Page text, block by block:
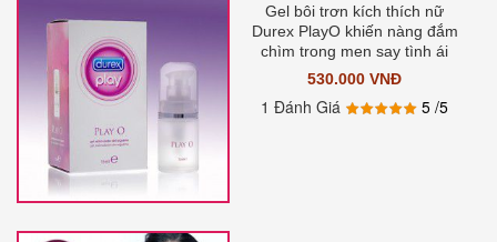
Gel bôi trơn kích thích nữ
Durex PlayO khiến nàng đắm
chìm trong men say tình ái
530.000 VNĐ
1 Đánh Giá 5/5